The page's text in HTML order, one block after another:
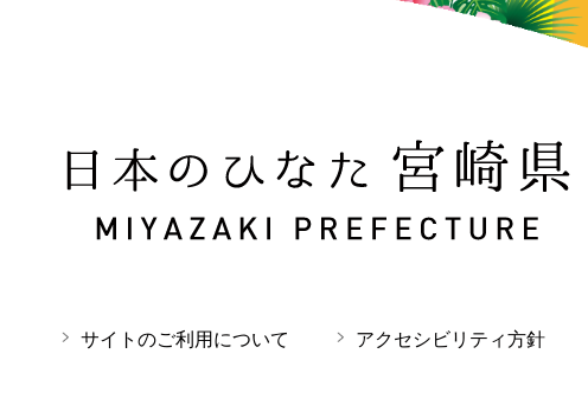
日本のひなた 宮崎県 MIYAZAKI PREFECTURE
サイトのご利用について アクセシビリティ方針